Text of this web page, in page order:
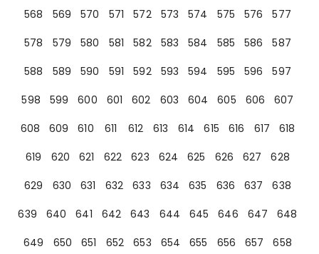
568
569 570 571 572 573 574 575 576
577
578
579 580 581 582 583 584 585 586
587
588
589 590 591 592 593 594 595 596
597
598
599 600 601 602 603 604 605 606
607
608
609 610 611 612 613 614 615 616 617
618
619
620 621 622 623 624 625 626 627
628
629
630 631 632 633 634 635 636 637
638
639
640 641 642 643 644 645 646 647
648
649
650 651 652 653 654 655 656 657
658